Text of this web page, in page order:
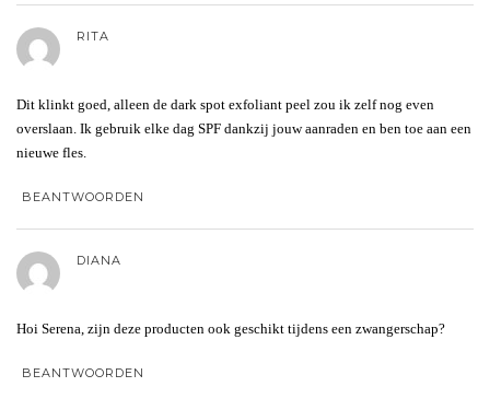
RITA
Dit klinkt goed, alleen de dark spot exfoliant peel zou ik zelf nog even
overslaan. Ik gebruik elke dag SPF dankzij jouw aanraden en ben toe aan een
nieuwe fles.
BEANTWOORDEN
DIANA
Hoi Serena, zijn deze producten ook geschikt tijdens een zwangerschap?
BEANTWOORDEN